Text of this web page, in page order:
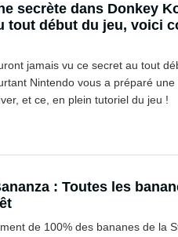
secrète dans Donkey
tout début du jeu, voici
jamais vu ce secret au tout
Nintendo vous a préparé
et ce, en plein tutoriel du jeu !
: Toutes les
de 100% des bananes de la